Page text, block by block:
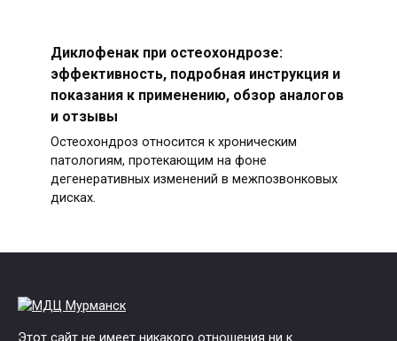
Диклофенак при остеохондрозе:
эффективность, подробная инструкция и
показания к применению, обзор аналогов
и отзывы
Остеохондроз относится к хроническим
патологиям, протекающим на фоне
дегенеративных изменений в межпозвонковых
дисках.